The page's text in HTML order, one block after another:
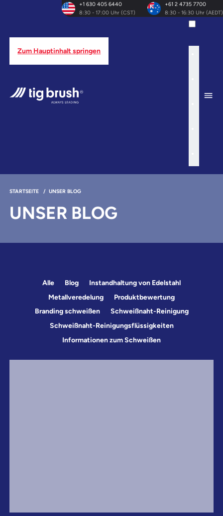
Zum Hauptinhalt springen
+1 630 405 6440
8:30 - 17:00 Uhr (CST)
+61 2 4735 7700
8:30 - 16:30 Uhr (AEDT)
STARTSEITE /UNSER BLOG
UNSER BLOG
Alle Blog
Instandhaltung von Edelstahl
Metallveredelung
Produktbewertung
Branding schweißen
Schweißnaht-Reinigung
Schweißnaht-Reinigungsflüssigkeiten
Informationen zum Schweißen